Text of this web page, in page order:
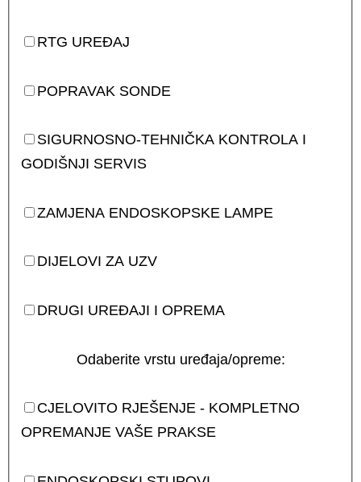
RTG UREĐAJ
POPRAVAK SONDE
SIGURNOSNO-TEHNIČKA KONTROLA I
GODIŠNJI SERVIS
ZAMJENA ENDOSKOPSKE LAMPE
DIJELOVI ZA UZV
DRUGI UREĐAJI I OPREMA
Odaberite vrstu uređaja/opreme:
CJELOVITO RJEŠENJE - KOMPLETNO
OPREMANJE VAŠE PRAKSE